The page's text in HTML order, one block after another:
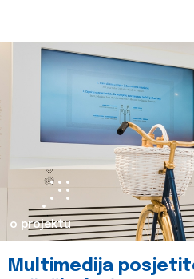
o projektu
Multimedija